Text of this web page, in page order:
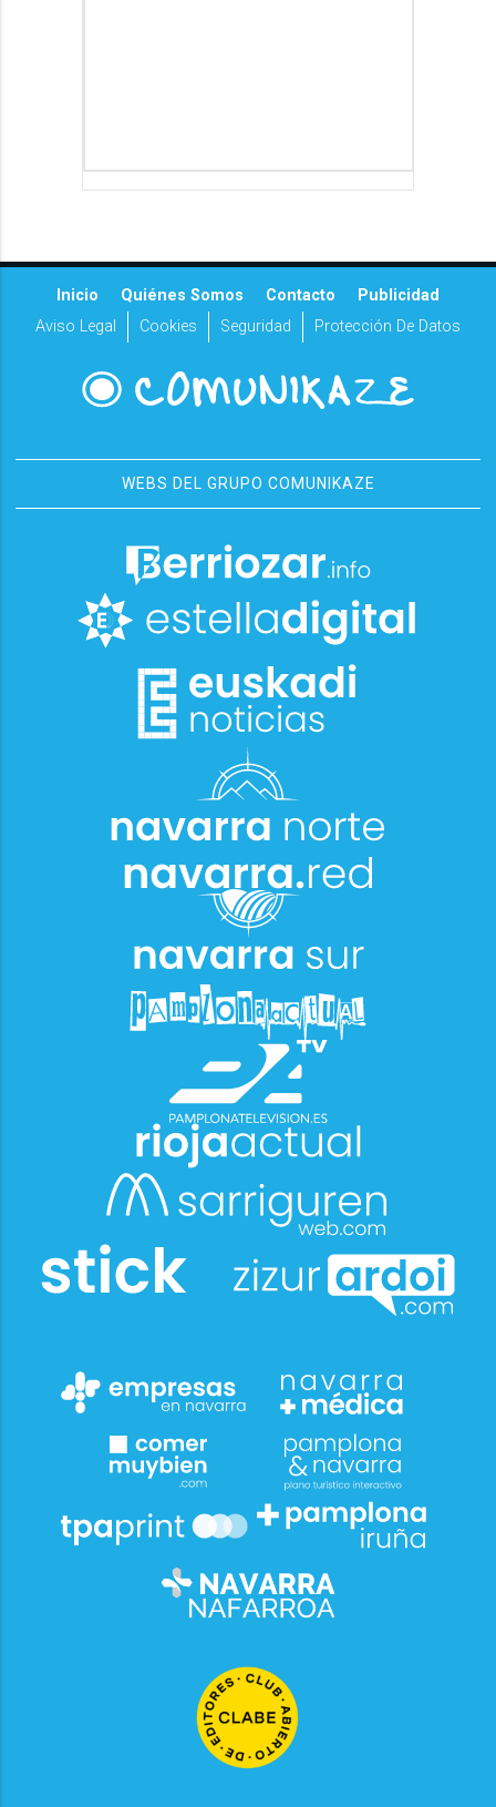
Inicio Quiénes Somos Contacto
Publicidad
Aviso Legal
Cookies Seguridad Protección De Datos
WEBS DEL GRUPO COMUNIKAZE